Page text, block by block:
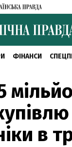
ФІНАНСИ
в